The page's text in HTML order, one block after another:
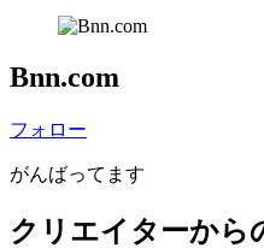
Bnn.com
フォロー
がんばってます
クリエイターから